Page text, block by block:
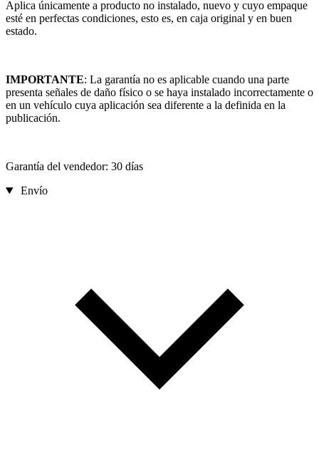
Aplica únicamente a producto no instalado, nuevo y cuyo empaque
esté en perfectas condiciones, esto es, en caja original y en buen
estado.
IMPORTANTE: La garantía no es aplicable cuando una parte
presenta señales de daño físico o se haya instalado incorrectamente o
en un vehículo cuya aplicación sea diferente a la definida en la
publicación.
Garantía del vendedor: 30 días
Envío